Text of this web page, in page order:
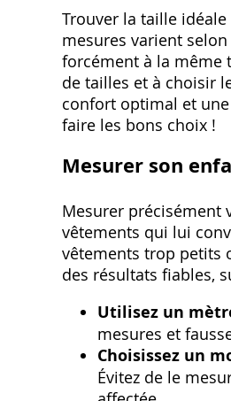
Trouver la taille
mesures varient
forcément à la même
de tailles et à choisir
confort optimal et
faire les bons choix !
Mesurer son
Mesurer précisément
vêtements qui lui
vêtements trop petits
des résultats fiables‚
Utilisez un
mesures et
Choisissez un
Évitez de le